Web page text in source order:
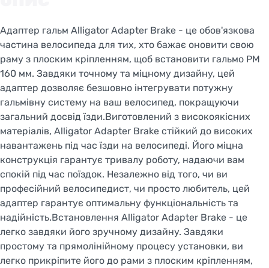
Адаптер гальм Alligator Adapter Brake - це обов'язкова
частина велосипеда для тих, хто бажає оновити свою
раму з плоским кріпленням, щоб встановити гальмо PM
160 мм. Завдяки точному та міцному дизайну, цей
адаптер дозволяє безшовно інтегрувати потужну
гальмівну систему на ваш велосипед, покращуючи
загальний досвід їзди.Виготовлений з високоякісних
матеріалів, Alligator Adapter Brake стійкий до високих
навантажень під час їзди на велосипеді. Його міцна
конструкція гарантує тривалу роботу, надаючи вам
спокій під час поїздок. Незалежно від того, чи ви
професійний велосипедист, чи просто любитель, цей
адаптер гарантує оптимальну функціональність та
надійність.Встановлення Alligator Adapter Brake - це
легко завдяки його зручному дизайну. Завдяки
простому та прямолінійному процесу установки, ви
легко прикріпите його до рами з плоским кріпленням,
Welcome!
Do you want to switch to the Dutch version of the
site or stay on the Ukrainian version?
SWITCH TO FACEBIKE.NL
STAY ON FACEBIKE.UA